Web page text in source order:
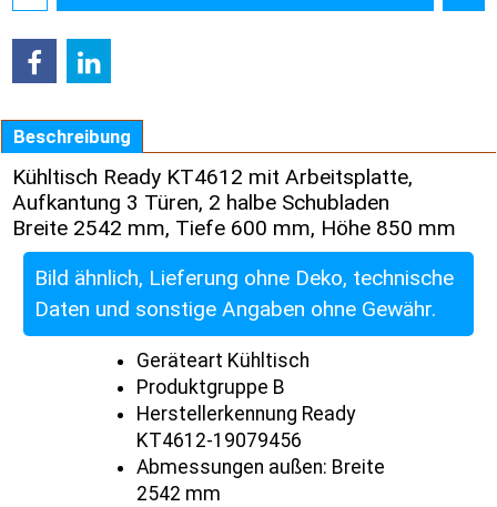
Beschreibung
Kühltisch Ready KT4612 mit Arbeitsplatte,
Aufkantung 3 Türen, 2 halbe Schubladen
Breite 2542 mm, Tiefe 600 mm, Höhe 850 mm
Bild ähnlich, Lieferung ohne Deko, technische
Daten und sonstige Angaben ohne Gewähr.
Geräteart Kühltisch
Produktgruppe B
Herstellerkennung Ready
KT4612-19079456
Abmessungen außen: Breite
2542 mm